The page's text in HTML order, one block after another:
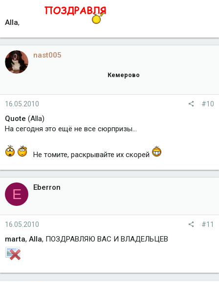
Alla,
nast005
Кемерово
16.05.2010 #10
Quote (Alla)
На сегодня это ещё не все сюрпризы...
Не томите, раскрывайте их скорей
E Eberron
16.05.2010 #11
marta, Alla, ПОЗДРАВЛЯЮ ВАС И ВЛАДЕЛЬЦЕВ